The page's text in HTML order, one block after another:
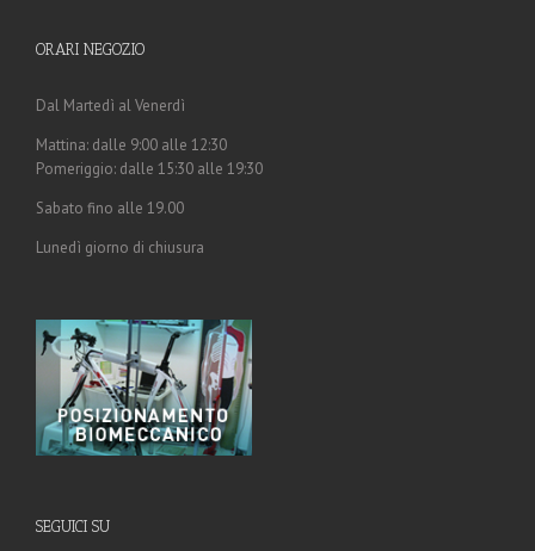
ORARI NEGOZIO
Dal Martedì al Venerdì
Mattina: dalle 9:00 alle 12:30
Pomeriggio: dalle 15:30 alle 19:30
Sabato fino alle 19.00
Lunedì giorno di chiusura
SEGUICI SU